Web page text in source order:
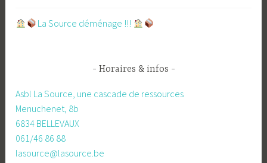
​La Source déménage !!!
Horaires & infos
Asbl La Source, une cascade de ressources
Menuchenet, 8b
6834 BELLEVAUX
061/46 86 88
lasource@lasource.be